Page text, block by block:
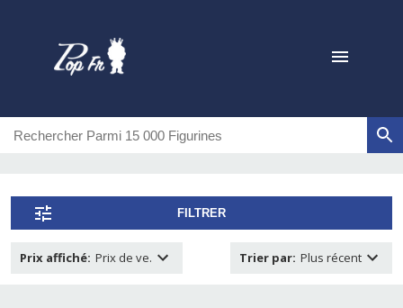
FILTRER
Prix affiché: Prix de ve. Trier par: Plus récent